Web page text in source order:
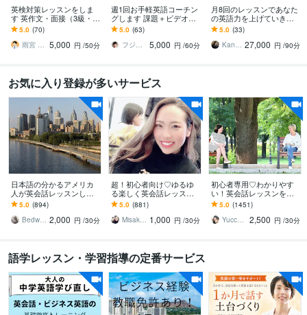
英検対策レッスンをしま
す 英作文・面接（3級・準
2級・2級・準1級）・S-C
BTも対応
5.0 (70)
雨宮 大和｜英語の家庭教師／個別指導 5,000 円 /50分
週1回お手軽英語コーチン
グします 課題＋ビデオカ
ウンセリングで質疑応答
＋軌道修正
5.0 (63)
フジワラサチヨ
5,000 円 /60分
月8回のレッスンであなた
の英語力を上げていきま
す 忙しい私にもできる！
ムリなく続ける日常英会
話レッスン
5.0 (33)
Kaneケイン 初心者のための英会話講師 27,000 円 /90分
お気に入り登録が多いサービス
日本語の分かるアメリカ
人が英会話レッスンしま
す アメリカ出身でTEFL有
資格者が生きた英語を教
えますよ
5.0 (894)
Bedwards13 2,000 円 /30分
超！初心者向け♡ゆるゆ
る楽しく英会話レッスン
します あなたのペースで
ゆるゆる英会話レッスン
♡
5.0 (881)
Misaki_ Michelle 1,000 円 /30分
初心者専用♡わかりやす
い！英会話レッスンをし
ます 英会話の約8割は中学
英語！ゲーム感覚のメソ
ッドで楽しく上達♪
5.0 (1451)
Yucca（ゆっか）
2,500 円 /30分
語学レッスン・学習指導の定番サービス